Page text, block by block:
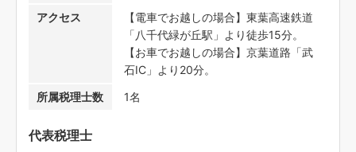
アクセス
【電車でお越しの場合】東葉高速鉄道
「八千代緑が丘駅」より徒歩15分。
【お車でお越しの場合】京葉道路「武
石IC」より20分。
所属税理士数
1名
代表税理士